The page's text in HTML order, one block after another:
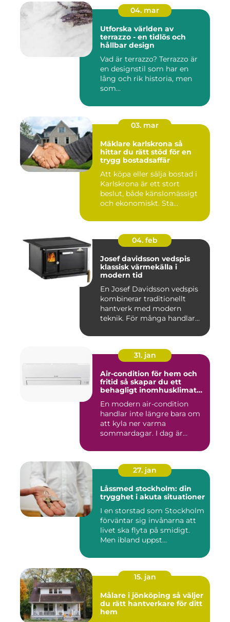
04. mar
Utforska världen av
terrazzo - en tidlös och
hållbar design
Vad är terrazzo? Terrazzo är
en designstil som har en
lång och rik historia, men
som...
03. mar
Mäklare karlskrona så
hittar du rätt stöd för en
trygg bostadsaffär
Att köpa eller sälja bostad i
Karlskrona är ett stort
beslut, både känslomässigt
och ekonomiskt. Sta...
04. feb
Josef davidsson vedspis
klassisk värmekälla i
modern tid
En Josef Davidsson vedspis
kombinerar traditionellt
hantverk med modern
teknik. För många handlar
31. jan
Air-condition för hem och
fritid så skapar du ett
behagligt inomhusklimat
En modern air-condition
handlar inte längre bara om
att kyla ner varma
sommardagar. I dag är
27. jan
Låssmed stockholm: din
trygghet i akuta situationer
I en storstad som Stockholm
förväntar sig invånarna att
livet ska flyta på smidigt.
Men ibland uppst...
15. jan
Målare i jönköping så väljer
du rätt hantverkare för ditt
hem